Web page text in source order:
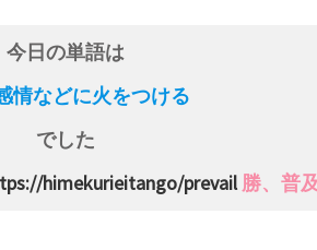
今日の単語は
情などに火をつける
でした
himekurieitango/prevail勝、普